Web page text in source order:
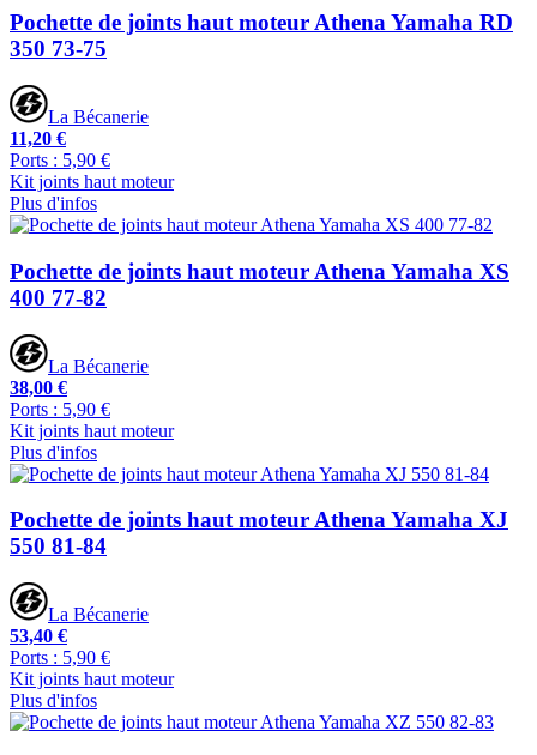
Pochette de joints haut moteur Athena Yamaha RD
350 73-75
La Bécanerie
11,20 €
Ports : 5,90 €
Kit joints haut moteur
Plus d'infos
Pochette de joints haut moteur Athena Yamaha XS
400 77-82
La Bécanerie
38,00 €
Ports : 5,90 €
Kit joints haut moteur
Plus d'infos
Pochette de joints haut moteur Athena Yamaha XJ
550 81-84
La Bécanerie
53,40 €
Ports : 5,90 €
Kit joints haut moteur
Plus d'infos